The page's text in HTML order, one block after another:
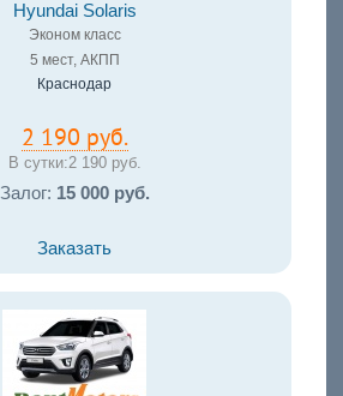
Hyundai Solaris
Эконом класс
5 мест, АКПП
Краснодар
2 190 руб.
В сутки:2 190 руб.
Залог: 15 000 руб.
Заказать